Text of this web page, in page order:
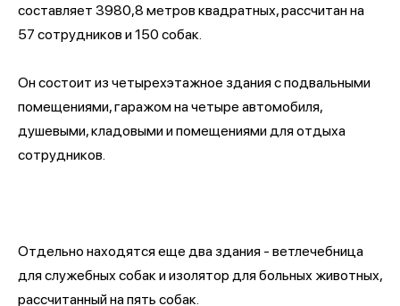
составляет 3980,8 метров квадратных, рассчитан на
57 сотрудников и 150 собак.
Он состоит из четырехэтажное здания с подвальными
помещениями, гаражом на четыре автомобиля,
душевыми, кладовыми и помещениями для отдыха
сотрудников.
Отдельно находятся еще два здания - ветлечебница
для служебных собак и изолятор для больных животных,
рассчитанный на пять собак.